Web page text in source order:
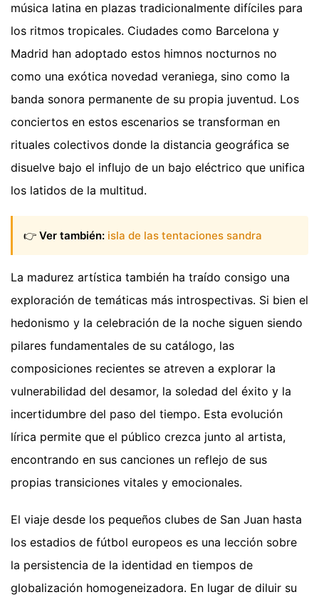
música latina en plazas tradicionalmente difíciles para
los ritmos tropicales. Ciudades como Barcelona y
Madrid han adoptado estos himnos nocturnos no
como una exótica novedad veraniega, sino como la
banda sonora permanente de su propia juventud. Los
conciertos en estos escenarios se transforman en
rituales colectivos donde la distancia geográfica se
disuelve bajo el influjo de un bajo eléctrico que unifica
los latidos de la multitud.
👉 Ver también: isla de las tentaciones sandra
La madurez artística también ha traído consigo una
exploración de temáticas más introspectivas. Si bien el
hedonismo y la celebración de la noche siguen siendo
pilares fundamentales de su catálogo, las
composiciones recientes se atreven a explorar la
vulnerabilidad del desamor, la soledad del éxito y la
incertidumbre del paso del tiempo. Esta evolución
lírica permite que el público crezca junto al artista,
encontrando en sus canciones un reflejo de sus
propias transiciones vitales y emocionales.
El viaje desde los pequeños clubes de San Juan hasta
los estadios de fútbol europeos es una lección sobre
la persistencia de la identidad en tiempos de
globalización homogeneizadora. En lugar de diluir su